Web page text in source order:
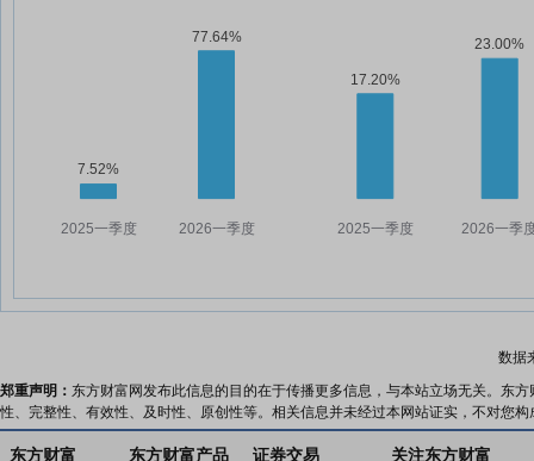
数据
郑重声明： 东方财富网发布此信息的目的在于传播更多信息，与本站立场无关。东
性、完整性、有效性、及时性、原创性等。相关信息并未经过本网站证实，不对您
东方财富 东方财富产品 证券交易 关注东方财富